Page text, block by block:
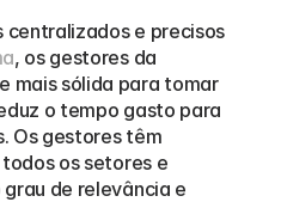
centralizados e precisos
, os gestores da
mais sólida para tomar
o tempo gasto para
Os gestores têm
os setores e
de relevância e